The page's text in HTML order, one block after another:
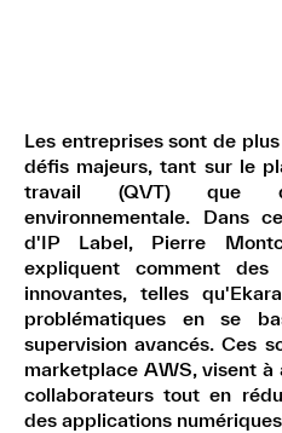
Les entreprises sont de
défis majeurs, tant sur le
travail (QVT) que
environnementale. Dans
d'IP Label, Pierre
expliquent comment des
innovantes, telles
problématiques en se
supervision avancés. Ces
marketplace AWS, visent à
collaborateurs tout en
des applications